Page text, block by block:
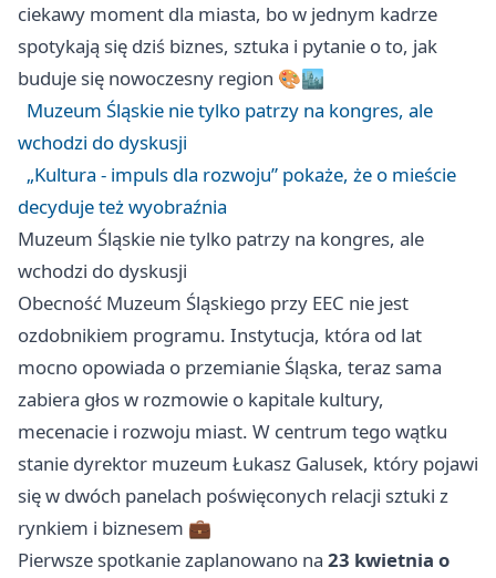
ciekawy moment dla miasta, bo w jednym kadrze
spotykają się dziś biznes, sztuka i pytanie o to, jak
buduje się nowoczesny region 🎨🏙️
Muzeum Śląskie nie tylko patrzy na kongres, ale
wchodzi do dyskusji
„Kultura - impuls dla rozwoju” pokaże, że o mieście
decyduje też wyobraźnia
Muzeum Śląskie nie tylko patrzy na kongres, ale
wchodzi do dyskusji
Obecność Muzeum Śląskiego przy EEC nie jest
ozdobnikiem programu. Instytucja, która od lat
mocno opowiada o przemianie Śląska, teraz sama
zabiera głos w rozmowie o kapitale kultury,
mecenacie i rozwoju miast. W centrum tego wątku
stanie dyrektor muzeum Łukasz Galusek, który pojawi
się w dwóch panelach poświęconych relacji sztuki z
rynkiem i biznesem 💼
Pierwsze spotkanie zaplanowano na 23 kwietnia o